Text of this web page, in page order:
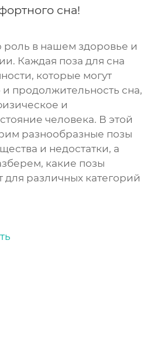
сна!
роль в нашем здоровье и
Каждая поза для сна
которые могут
и продолжительность сна,
и
человека. В этой
разнообразные позы
и недостатки, а
какие позы
для различных категорий